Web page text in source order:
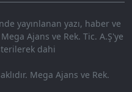
yayınlanan yazı, haber ve
Ajans ve Rek. Tic. A.Ş'ye
dahi
Mega Ajans ve Rek.